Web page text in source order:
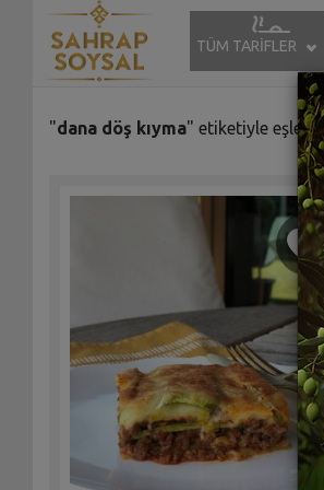
TÜM TARİFLER
"dana döş kıyma" etiketiyle